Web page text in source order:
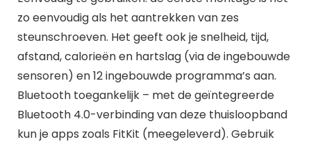
zo eenvoudig als het aantrekken van zes
steunschroeven. Het geeft ook je snelheid, tijd,
afstand, calorieën en hartslag (via de ingebouwde
sensoren) en 12 ingebouwde programma’s aan.
Bluetooth toegankelijk – met de geïntegreerde
Bluetooth 4.0-verbinding van deze thuisloopband
kun je apps zoals FitKit (meegeleverd). Gebruik